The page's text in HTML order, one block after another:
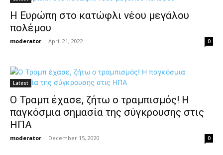
Η Ευρώπη στο κατώφλι νέου μεγάλου
πολέμου
moderator - April 21, 2022 0
Latest
O Τραμπ έχασε, ζήτω ο τραμπισμός! Η
παγκόσμια σημασία της σύγκρουσης στις
ΗΠΑ
moderator - December 15, 2020 0